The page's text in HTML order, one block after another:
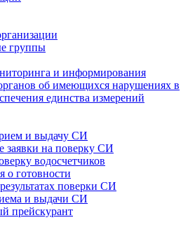
группы
и информирования
об имеющихся нарушениях в
единства измерений
и выдачу СИ
заявки на поверку СИ
водосчетчиков
о готовности
поверки СИ
и выдачи СИ
прейскурант